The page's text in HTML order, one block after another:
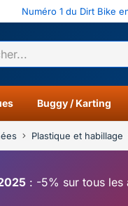
Numéro 1 du Dirt Bike
Buggy / Karting
Plastique et habillage
: -5% sur tous les